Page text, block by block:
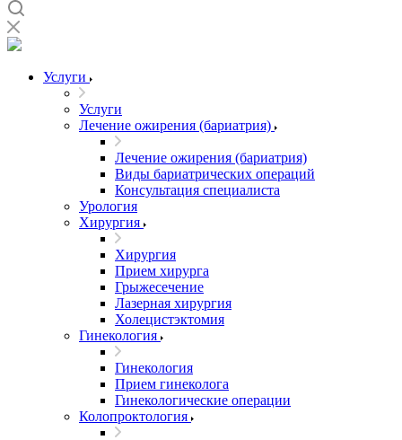
Услуги
Услуги
Лечение ожирения (бариатрия)
Лечение ожирения (бариатрия)
Виды бариатрических операций
Консультация специалиста
Урология
Хирургия
Хирургия
Прием хирурга
Грыжесечение
Лазерная хирургия
Холецистэктомия
Гинекология
Гинекология
Прием гинеколога
Гинекологические операции
Колопроктология